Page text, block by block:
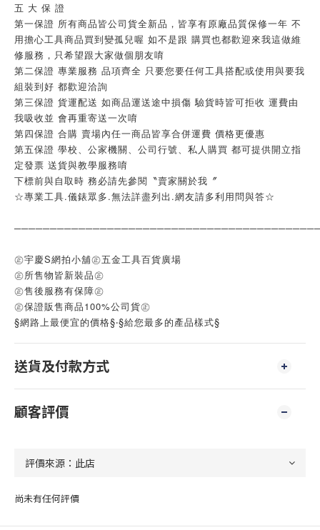
五 大 保 證
第一保證 所有商品皆公司貨全新品，皆享有原廠品質保修一年 不
用擔心工具商品買到變孤兒喔 如不是跟 購買也都歡迎來我這做維
修服務，只希望跟大家做個朋友唷
第二保證 專業服務 品項齊全 只要您要任何工具搭配或使用與要我
組裝到好 都歡迎洽詢
第三保證 貨運配送 如商品運送途中損傷 驗貨時皆可拒收 運費由
我吸收並 會再重寄送一次唷
第四保證 合購 賣場內任一商品皆享合併運費 價格更優惠
第五保證 學校、公家機關、公司行號、私人購買 都可提供開立指
定發票 送貨與教學服務唷
下標前與自取時 務必請先參閱〝賣家關於我〞
☆專業工具.儀錶眾多.無法詳盡列出.網友請多利用問與答☆
㊣宇慶S網拍小舖㊣五金工具百貨廣場
㊣所售物皆新裝品㊣
㊣售後服務有保障㊣
㊣保證販售商品100%公司貨㊣
§網路上最便宜的價格§‧§給您最多的產品樣式§
送貨及付款方式
顧客評價
尚未有任何評價